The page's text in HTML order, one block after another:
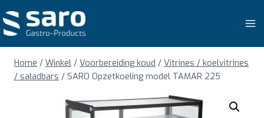
naar
inhoud
Home / Winkel / Voorbereiding koud / Vitrines / koelvitrines
/ saladbars / SARO Opzetkoeling model TAMAR 225